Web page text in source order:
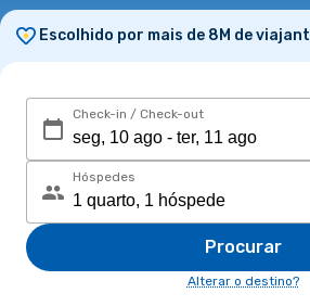
Escolhido por mais de 8M de
Check-in / Check-out
Hóspedes
Procurar
Alterar o destino?